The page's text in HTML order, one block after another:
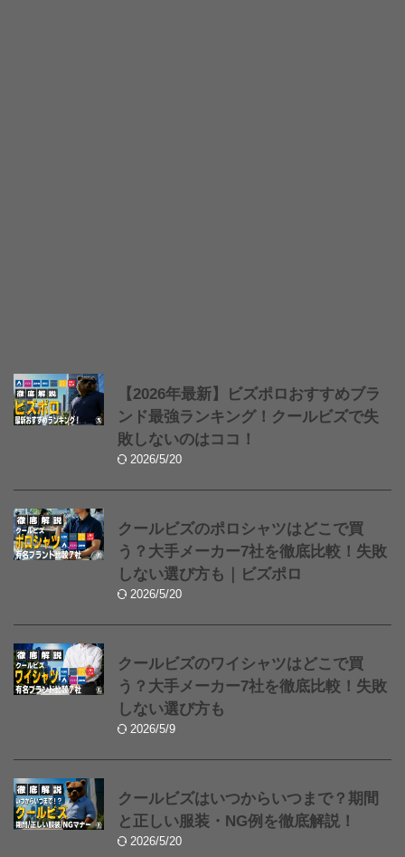
【2026年最新】ビズポロおすすめブラ
ンド最強ランキング！クールビズで失
敗しないのはココ！
2026/5/20
クールビズのポロシャツはどこで買
う？大手メーカー7社を徹底比較！失敗
しない選び方も｜ビズポロ
2026/5/20
クールビズのワイシャツはどこで買
う？大手メーカー7社を徹底比較！失敗
しない選び方も
2026/5/9
クールビズはいつからいつまで？期間
と正しい服装・NG例を徹底解説！
2026/5/20